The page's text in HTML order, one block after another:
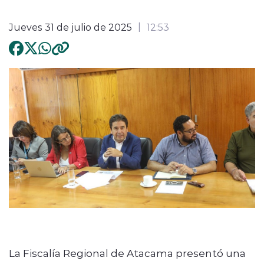
Jueves 31 de julio de 2025 12:53
La Fiscalía Regional de Atacama presentó una